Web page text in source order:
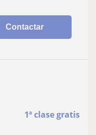
Contactar
1ª clase gratis